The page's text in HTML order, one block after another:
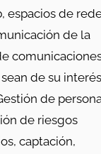
espacios de
de la
de su
de
de riesgos
captación,